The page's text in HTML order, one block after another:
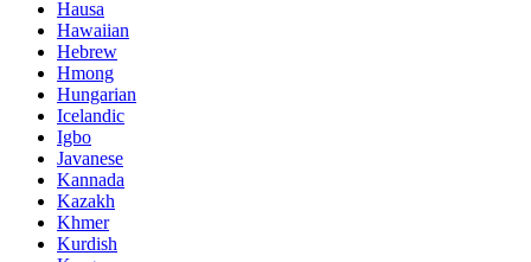
Hausa
Hawaiian
Hebrew
Hmong
Hungarian
Icelandic
Igbo
Javanese
Kannada
Kazakh
Khmer
Kurdish